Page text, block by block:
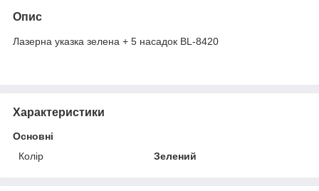
Опис
Лазерна указка зелена + 5 насадок BL-8420
Характеристики
Основні
Колір
Зелений